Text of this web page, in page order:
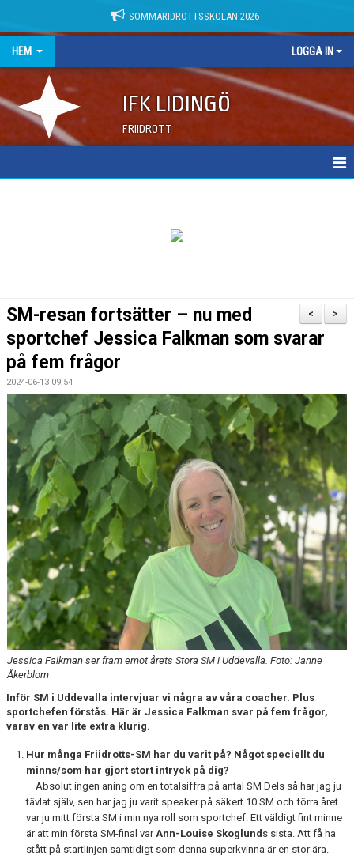
SOMMARIDROTTSSKOLAN 2026
HEM LOGGA IN
IFK LIDINGÖ
FRIIDROTT
>
<
SM-resan fortsätter – nu med
sportchef Jessica Falkman som svarar
på fem frågor
2024-06-13 09:54
Jessica Falkman ser fram emot årets Stora SM i Uddevalla. Foto: Janne
Åkerblom
Inför SM i Uddevalla intervjuar vi några av våra coacher. Plus
sportchefen förstås. Här är Jessica Falkman svar på fem frågor,
varav en var lite extra klurig.
Hur många Friidrotts-SM har du varit på? Något speciellt du
minns/som har gjort stort intryck på dig?
– Absolut ingen aning om en totalsiffra på antal SM Dels så har jag ju
tävlat själv, sen har jag ju varit speaker på säkert 10 SM och förra året
var ju mitt första SM i min nya roll som sportchef. Ett väldigt fint minne
är att min första SM-final var Ann-Louise Skoglunds sista. Att få ha
stått på startlinjen samtidigt som denna superkvinna är en stor ära.